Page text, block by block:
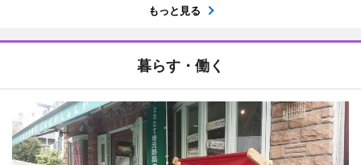
もっと見る
暮らす・働く